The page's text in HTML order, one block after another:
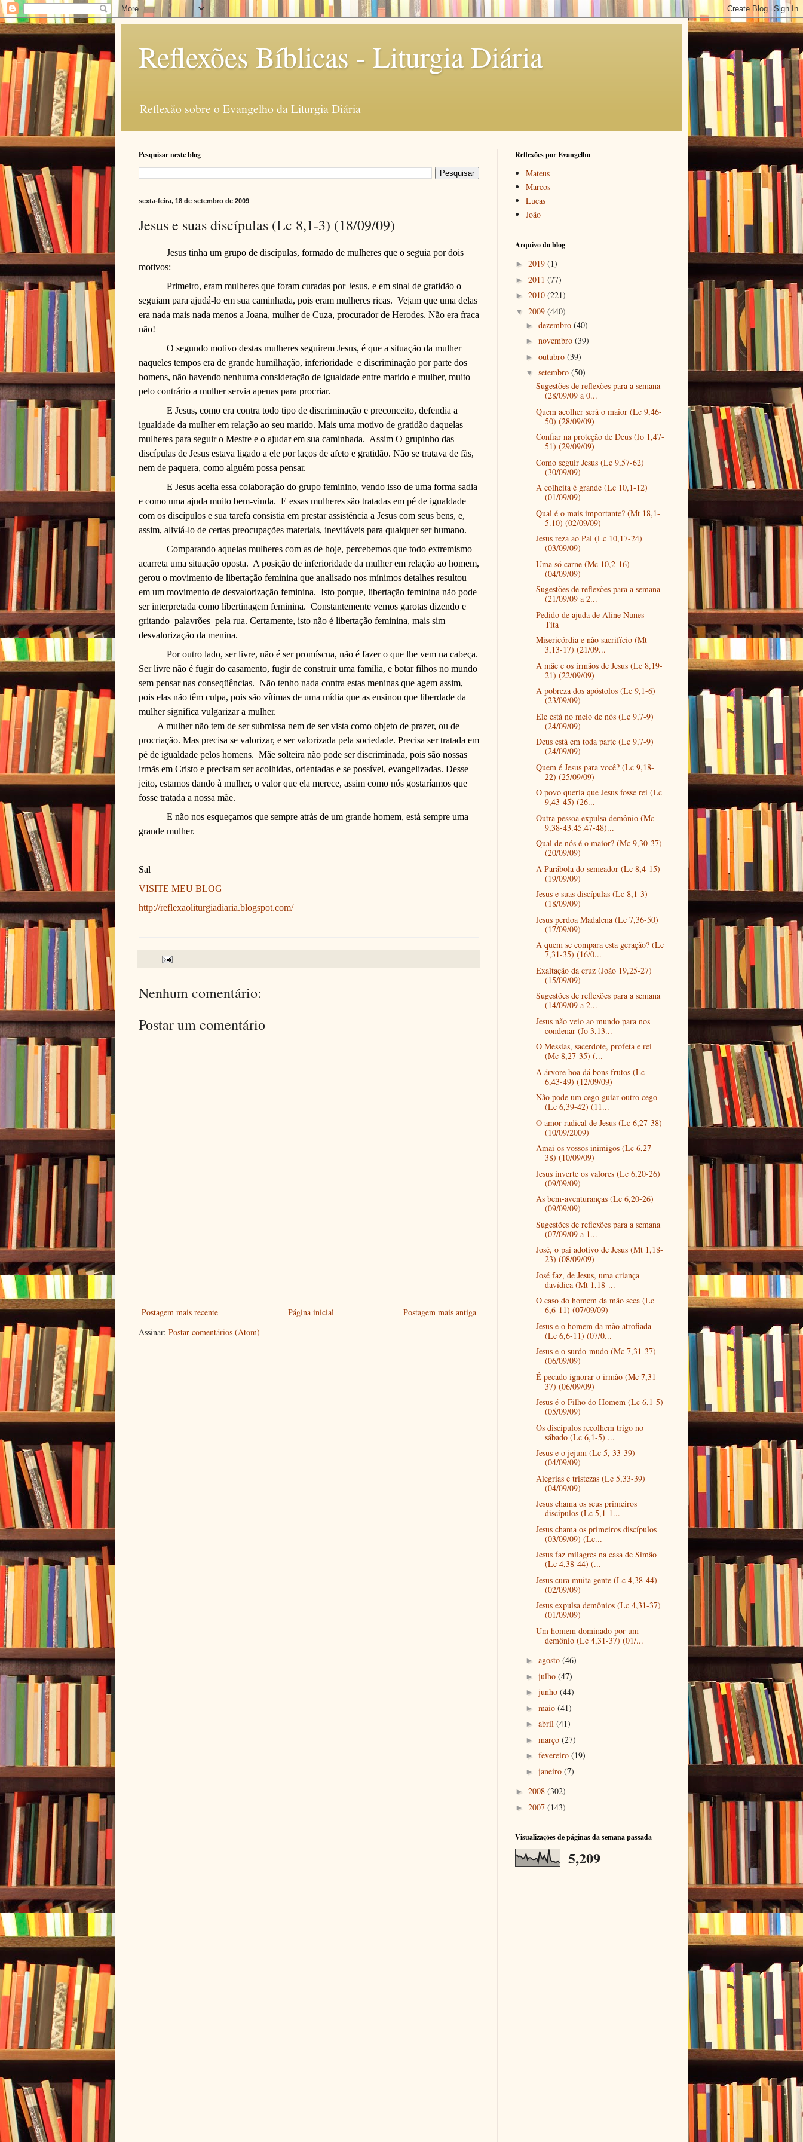
Reflexões Bíblicas - Liturgia Diária
Reflexão sobre o Evangelho da Liturgia Diária
Pesquisar neste blog
sexta-feira, 18 de setembro de 2009
Jesus e suas discípulas (Lc 8,1-3) (18/09/09)
Jesus tinha um grupo de discípulas, formado de mulheres que o seguia por dois
motivos:
Primeiro, eram mulheres que foram curadas por Jesus, e em sinal de gratidão o
seguiam para ajudá-lo em sua caminhada, pois eram mulheres ricas. Vejam que uma delas
era nada mais nada menos a Joana, mulher de Cuza, procurador de Herodes. Não era fraca
não!
O segundo motivo destas mulheres seguirem Jesus, é que a situação da mulher
naqueles tempos era de grande humilhação, inferioridade e discriminação por parte dos
homens, não havendo nenhuma consideração de igualdade entre marido e mulher, muito
pelo contrário a mulher servia apenas para procriar.
E Jesus, como era contra todo tipo de discriminação e preconceito, defendia a
igualdade da mulher em relação ao seu marido. Mais uma motivo de gratidão daquelas
mulheres para seguir o Mestre e o ajudar em sua caminhada. Assim O grupinho das
discípulas de Jesus estava ligado a ele por laços de afeto e gratidão. Não se tratava de fãs,
nem de paquera, como alguém possa pensar.
E Jesus aceita essa colaboração do grupo feminino, vendo isso de uma forma sadia
e como uma ajuda muito bem-vinda. E essas mulheres são tratadas em pé de igualdade
com os discípulos e sua tarefa consistia em prestar assistência a Jesus com seus bens, e,
assim, aliviá-lo de certas preocupações materiais, inevitáveis para qualquer ser humano.
Comparando aquelas mulheres com as de hoje, percebemos que todo extremismo
acarreta uma situação oposta. A posição de inferioridade da mulher em relação ao homem,
gerou o movimento de libertação feminina que analisado nos mínimos detalhes resultou
em um movimento de desvalorização feminina. Isto porque, libertação feminina não pode
ser interpretada como libertinagem feminina. Constantemente vemos garotas dizendo e
gritando palavrões pela rua. Certamente, isto não é libertação feminina, mais sim
desvalorização da menina.
Por outro lado, ser livre, não é ser promíscua, não é fazer o que lhe vem na cabeça.
Ser livre não é fugir do casamento, fugir de construir uma família, e botar filhos no mundo
sem pensar nas conseqüências. Não tenho nada contra estas meninas que agem assim,
pois elas não têm culpa, pois são vítimas de uma mídia que as ensinou que liberdade da
mulher significa vulgarizar a mulher.
A mulher não tem de ser submissa nem de ser vista como objeto de prazer, ou de
procriação. Mas precisa se valorizar, e ser valorizada pela sociedade. Precisa ser tratada em
pé de igualdade pelos homens. Mãe solteira não pode ser discriminada, pois são nossas
irmãs em Cristo e precisam ser acolhidas, orientadas e se possível, evangelizadas. Desse
jeito, estamos dando à mulher, o valor que ela merece, assim como nós gostaríamos que
fosse tratada a nossa mãe.
E não nos esqueçamos que sempre atrás de um grande homem, está sempre uma
grande mulher.
Sal
VISITE MEU BLOG
http://reflexaoliturgiadiaria.blogspot.com/
Nenhum comentário:
Postar um comentário
Postagem mais recente Postagem mais antiga
Página inicial
Assinar: Postar comentários (Atom)
Reflexões por Evangelho
Mateus
Marcos
Lucas
João
Arquivo do blog
► 2019 (1)
► 2011 (77)
► 2010 (221)
▼ 2009 (440)
► dezembro (40)
► novembro (39)
► outubro (39)
▼ setembro (50)
Sugestões de reflexões para a semana
(28/09/09 a 0...
Quem acolher será o maior (Lc 9,46-
50) (28/09/09)
Confiar na proteção de Deus (Jo 1,47-
51) (29/09/09)
Como seguir Jesus (Lc 9,57-62)
(30/09/09)
A colheita é grande (Lc 10,1-12)
(01/09/09)
Qual é o mais importante? (Mt 18,1-
5.10) (02/09/09)
Jesus reza ao Pai (Lc 10,17-24)
(03/09/09)
Uma só carne (Mc 10,2-16)
(04/09/09)
Sugestões de reflexões para a semana
(21/09/09 a 2...
Pedido de ajuda de Aline Nunes -
Tita
Misericórdia e não sacrifício (Mt
3,13-17) (21/09...
A mãe e os irmãos de Jesus (Lc 8,19-
21) (22/09/09)
A pobreza dos apóstolos (Lc 9,1-6)
(23/09/09)
Ele está no meio de nós (Lc 9,7-9)
(24/09/09)
Deus está em toda parte (Lc 9,7-9)
(24/09/09)
Quem é Jesus para você? (Lc 9,18-
22) (25/09/09)
O povo queria que Jesus fosse rei (Lc
9,43-45) (26...
Outra pessoa expulsa demônio (Mc
9,38-43.45.47-48)...
Qual de nós é o maior? (Mc 9,30-37)
(20/09/09)
A Parábola do semeador (Lc 8,4-15)
(19/09/09)
Jesus e suas discípulas (Lc 8,1-3)
(18/09/09)
Jesus perdoa Madalena (Lc 7,36-50)
(17/09/09)
A quem se compara esta geração? (Lc
7,31-35) (16/0...
Exaltação da cruz (João 19,25-27)
(15/09/09)
Sugestões de reflexões para a semana
(14/09/09 a 2...
Jesus não veio ao mundo para nos
condenar (Jo 3,13...
O Messias, sacerdote, profeta e rei
(Mc 8,27-35) (...
A árvore boa dá bons frutos (Lc
6,43-49) (12/09/09)
Não pode um cego guiar outro cego
(Lc 6,39-42) (11...
O amor radical de Jesus (Lc 6,27-38)
(10/09/2009)
Amai os vossos inimigos (Lc 6,27-
38) (10/09/09)
Jesus inverte os valores (Lc 6,20-26)
(09/09/09)
As bem-aventuranças (Lc 6,20-26)
(09/09/09)
Sugestões de reflexões para a semana
(07/09/09 a 1...
José, o pai adotivo de Jesus (Mt 1,18-
23) (08/09/09)
José faz, de Jesus, uma criança
davídica (Mt 1,18-...
O caso do homem da mão seca (Lc
6,6-11) (07/09/09)
Jesus e o homem da mão atrofiada
(Lc 6,6-11) (07/0...
Jesus e o surdo-mudo (Mc 7,31-37)
(06/09/09)
É pecado ignorar o irmão (Mc 7,31-
37) (06/09/09)
Jesus é o Filho do Homem (Lc 6,1-5)
(05/09/09)
Os discípulos recolhem trigo no
sábado (Lc 6,1-5) ...
Jesus e o jejum (Lc 5, 33-39)
(04/09/09)
Alegrias e tristezas (Lc 5,33-39)
(04/09/09)
Jesus chama os seus primeiros
discípulos (Lc 5,1-1...
Jesus chama os primeiros discípulos
(03/09/09) (Lc...
Jesus faz milagres na casa de Simão
(Lc 4,38-44) (...
Jesus cura muita gente (Lc 4,38-44)
(02/09/09)
Jesus expulsa demônios (Lc 4,31-37)
(01/09/09)
Um homem dominado por um
demônio (Lc 4,31-37) (01/...
► agosto (46)
► julho (47)
► junho (44)
► maio (41)
► abril (41)
► março (27)
► fevereiro (19)
► janeiro (7)
► 2008 (302)
► 2007 (143)
Visualizações de páginas da semana passada
5,209